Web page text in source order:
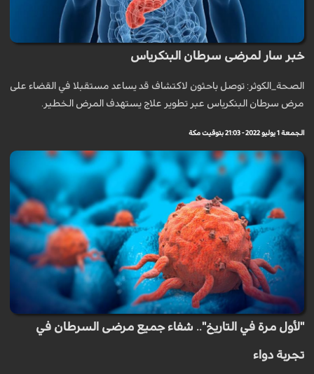
خبر سار لمرضى سرطان البنكرياس
الصحة_الكوثر: توصل باحثون لاكتشاف قد يساعد مستقبلا في القضاء على
مرض سرطان البنكرياس عبر تطوير علاج يستهدف المرض الخطير.
الجمعة 1 يوليو 2022 - 21:03 بتوقيت مكة
"لأول مرة في التاريخ".. شفاء جميع مرضى السرطان في
تجربة دواء